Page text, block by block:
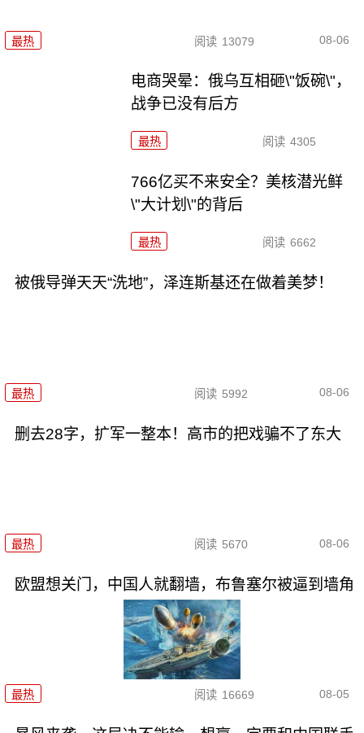
最热 阅读 13079 08-06
电商哭晕：俄乌互相砸\"饭碗\"，
战争已没有后方
最热 阅读 4305
766亿买不来安全？美核潜光鲜
\"大计划\"的背后
最热 阅读 6662
被俄导弹天天“洗地”，泽连斯基还在做着美梦！
最热 阅读 5992 08-06
删去28字，扩军一整本！高市的把戏骗不了东大
最热 阅读 5670 08-06
欧盟想关门，中国人就翻墙，布鲁塞尔被逼到墙角
最热 阅读 16669 08-05